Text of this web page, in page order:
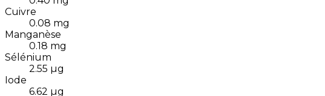
Cuivre
0.08 mg
Manganèse
0.18 mg
Sélénium
2.55 µg
Iode
6.62 µg